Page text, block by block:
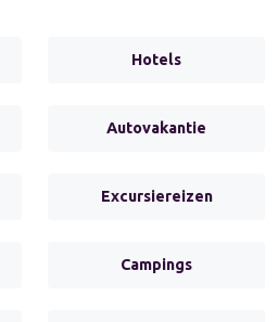
Hotels
Autovakantie
Excursiereizen
Campings